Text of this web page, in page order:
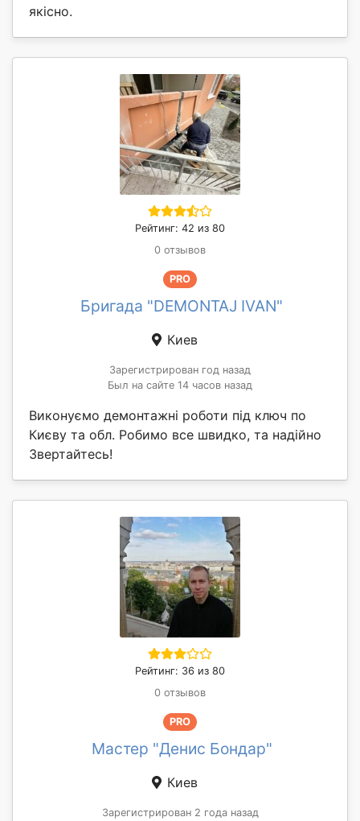
якісно.
Рейтинг: 42 из 80
0 отзывов
PRO
Бригада "DEMONTAJ IVAN"
Киев
Зарегистрирован год назад
Был на сайте 14 часов назад
Виконуємо демонтажні роботи під ключ по
Києву та обл. Робимо все швидко, та надійно
Звертайтесь!
Рейтинг: 36 из 80
0 отзывов
PRO
Мастер "Денис Бондар"
Киев
Зарегистрирован 2 года назад